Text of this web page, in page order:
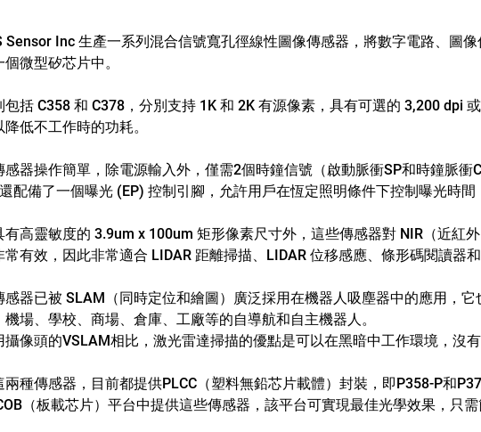
Sensor Inc 生產一系列混合信號寬孔徑線性圖像傳感器，將數字電路、圖
個微型矽芯片中。
包括 C358 和 C378，分別支持 1K 和 2K 有源像素，具有可選的 3,200 dpi
低不工作時的功耗。
感器操作簡單，除電源輸入外，僅需2個時鐘信號（啟動脈衝SP和時鐘脈衝
配備了一個曝光 (EP) 控制引腳，允許用戶在恆定照明條件下控制曝光時間
有高靈敏度的 3.9um x 100um 矩形像素尺寸外，這些傳感器對 NIR（近紅
常有效，因此非常適合 LIDAR 距離掃描、LIDAR 位移感應、條形碼閱讀器和
感器已被 SLAM（同時定位和繪圖）廣泛採用在機器人吸塵器中的應用，它
機場、學校、商場、倉庫、工廠等的自導航和自主機器人。
攝像頭的VSLAM相比，激光雷達掃描的優點是可以在黑暗中工作環境，沒有
兩種傳感器，目前都提供PLCC（塑料無鉛芯片載體）封裝，即P358-P和
（板載芯片）平台中提供這些傳感器，該平台可實現最佳光學效果，只需